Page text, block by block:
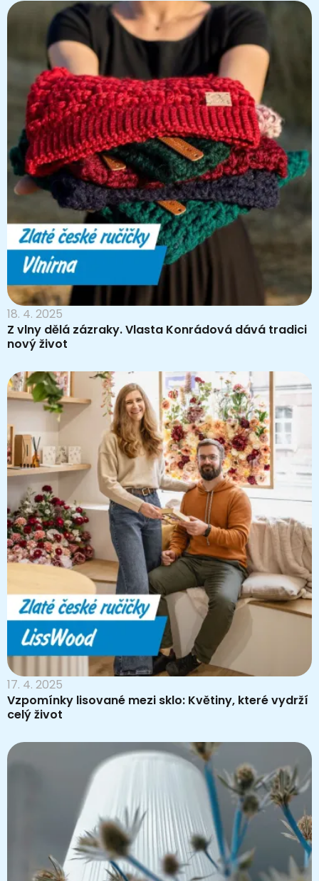
18. 4. 2025
Z vlny dělá zázraky. Vlasta Konrádová dává tradici
nový život
17. 4. 2025
Vzpomínky lisované mezi sklo: Květiny, které vydrží
celý život